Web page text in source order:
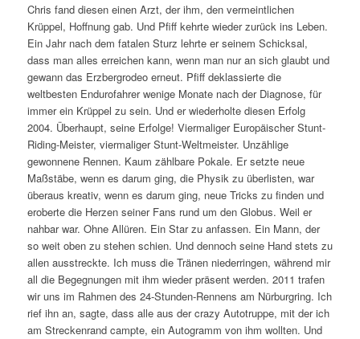
Chris fand diesen einen Arzt, der ihm, den vermeintlichen
Krüppel, Hoffnung gab. Und Pfiff kehrte wieder zurück ins Leben.
Ein Jahr nach dem fatalen Sturz lehrte er seinem Schicksal,
dass man alles erreichen kann, wenn man nur an sich glaubt und
gewann das Erzbergrodeo erneut. Pfiff deklassierte die
weltbesten Endurofahrer wenige Monate nach der Diagnose, für
immer ein Krüppel zu sein. Und er wiederholte diesen Erfolg
2004. Überhaupt, seine Erfolge! Viermaliger Europäischer Stunt-
Riding-Meister, viermaliger Stunt-Weltmeister. Unzählige
gewonnene Rennen. Kaum zählbare Pokale. Er setzte neue
Maßstäbe, wenn es darum ging, die Physik zu überlisten, war
überaus kreativ, wenn es darum ging, neue Tricks zu finden und
eroberte die Herzen seiner Fans rund um den Globus. Weil er
nahbar war. Ohne Allüren. Ein Star zu anfassen. Ein Mann, der
so weit oben zu stehen schien. Und dennoch seine Hand stets zu
allen ausstreckte. Ich muss die Tränen niederringen, während mir
all die Begegnungen mit ihm wieder präsent werden. 2011 trafen
wir uns im Rahmen des 24-Stunden-Rennens am Nürburgring. Ich
rief ihn an, sagte, dass alle aus der crazy Autotruppe, mit der ich
am Streckenrand campte, ein Autogramm von ihm wollten. Und